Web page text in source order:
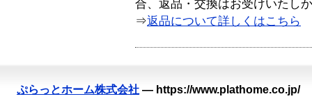
合、返品・交換はお受けいたし
⇒返品について詳しくはこちら
ぷらっとホーム株式会社 — https://www.plathome.co.jp/